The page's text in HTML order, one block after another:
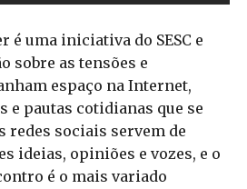
é uma iniciativa do SESC e
sobre as tensões e
espaço na Internet,
e pautas cotidianas que se
redes sociais servem de
ideias, opiniões e vozes, e o
é o mais variado